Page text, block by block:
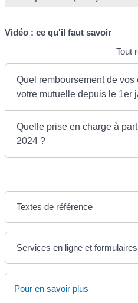
Vidéo : ce qu'il faut savoir
Tout
Quel remboursement de vos
votre mutuelle depuis le 1er
Quelle prise en charge à
2024 ?
Textes de référence
Services en ligne et formulaires
Pour en savoir plus